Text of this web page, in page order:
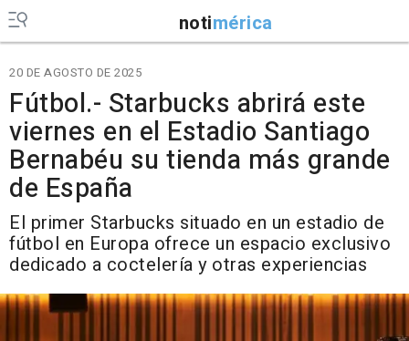
notimérica
20 DE AGOSTO DE 2025
Fútbol.- Starbucks abrirá este
viernes en el Estadio Santiago
Bernabéu su tienda más grande
de España
El primer Starbucks situado en un estadio de
fútbol en Europa ofrece un espacio exclusivo
dedicado a coctelería y otras experiencias